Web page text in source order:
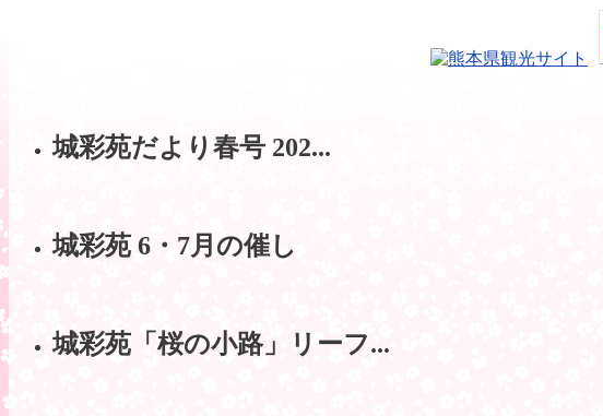
城彩苑だより春号 202...
城彩苑 6・7月の催し
城彩苑「桜の小路」リーフ...